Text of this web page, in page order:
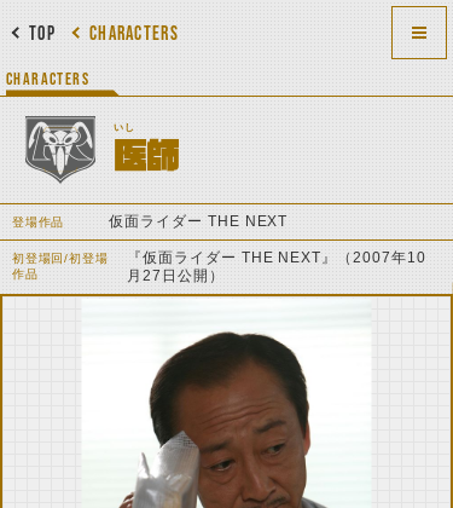
CHARACTERS
TOP
CHARACTERS
いし
医師
登場作品 仮面ライダー THE NEXT
初登場回/初登場
作品
『仮面ライダー THE NEXT』（2007年10
月27日公開）